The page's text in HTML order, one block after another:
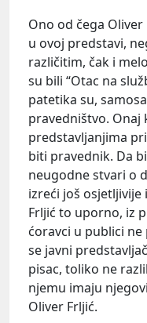
Ono od čega
u ovoj predstavi,
različitim, čak i
su bili “Otac na
patetika su,
pravedništvo. Onaj
predstavljanjima
biti pravednik. Da
neugodne stvari o
izreći još
Frljić to uporno, iz
ćoravci u publici
se javni
pisac, toliko ne
njemu imaju
Oliver Frljić.